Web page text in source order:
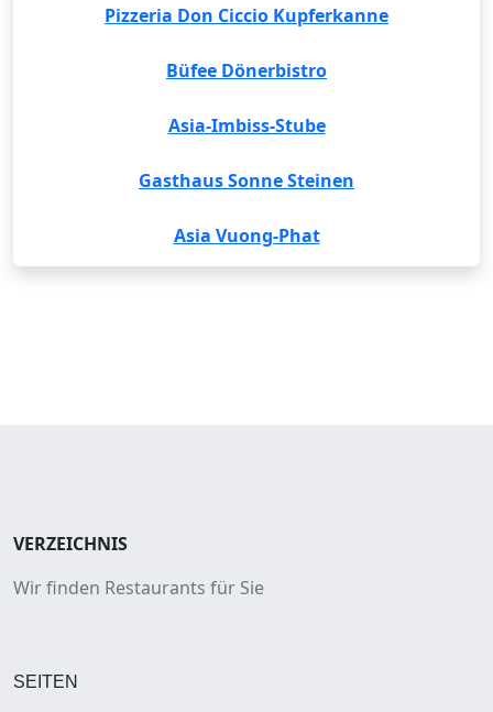
Pizzeria Don Ciccio Kupferkanne
Büfee Dönerbistro
Asia-Imbiss-Stube
Gasthaus Sonne Steinen
Asia Vuong-Phat
VERZEICHNIS
Wir finden Restaurants für Sie
SEITEN